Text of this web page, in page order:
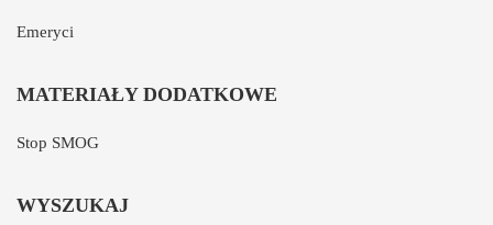
Emeryci
MATERIAŁY DODATKOWE
Stop SMOG
WYSZUKAJ